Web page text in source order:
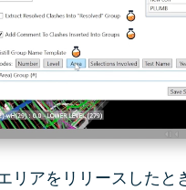
リアをリリースしたと